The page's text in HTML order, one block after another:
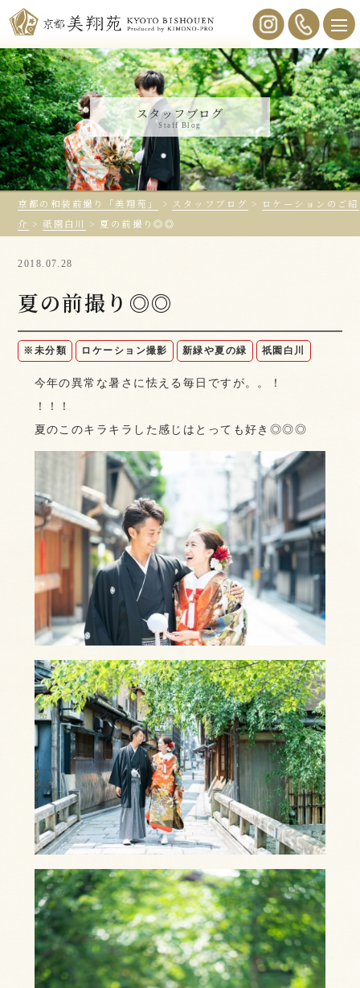
スタッフブログ
Staff Blog
京都の和装前撮り「美翔苑」 > スタッフブログ > ロケーションのご紹
介 > 祇園白川 > 夏の前撮り◎◎
2018.07.28
夏の前撮り◎◎
※未分類 ロケーション撮影 新緑や夏の緑 祇園白川
今年の異常な暑さに怯える毎日ですが。。！
！！！
夏のこのキラキラした感じはとっても好き◎◎◎